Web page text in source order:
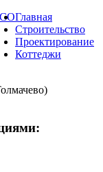
Главная
Строительство
Проектирование
Коттеджи